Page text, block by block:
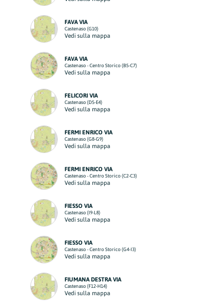
FAVA VIA
Castenaso (G10)
Vedi sulla mappa
FAVA VIA
Castenaso - Centro Storico (B5-C7)
Vedi sulla mappa
FELICORI VIA
Castenaso (D5-E4)
Vedi sulla mappa
FERMI ENRICO VIA
Castenaso (G8-G9)
Vedi sulla mappa
FERMI ENRICO VIA
Castenaso - Centro Storico (C2-C3)
Vedi sulla mappa
FIESSO VIA
Castenaso (I9-L8)
Vedi sulla mappa
FIESSO VIA
Castenaso - Centro Storico (G4-I3)
Vedi sulla mappa
FIUMANA DESTRA VIA
Castenaso (F12-H14)
Vedi sulla mappa